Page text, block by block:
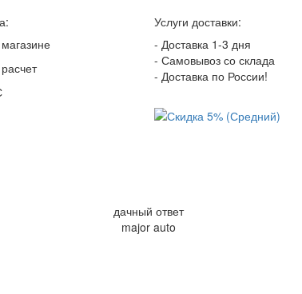
Услуги доставки:
- Доставка 1-3 дня
- Самовывоз со склада
- Доставка по России!